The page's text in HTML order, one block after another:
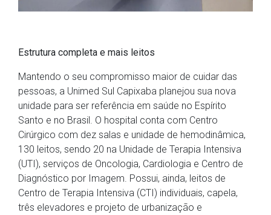
Estrutura completa e mais leitos
Mantendo o seu compromisso maior de cuidar das
pessoas, a Unimed Sul Capixaba planejou sua nova
unidade para ser referência em saúde no Espírito
Santo e no Brasil. O hospital conta com Centro
Cirúrgico com dez salas e unidade de hemodinâmica,
130 leitos, sendo 20 na Unidade de Terapia Intensiva
(UTI), serviços de Oncologia, Cardiologia e Centro de
Diagnóstico por Imagem. Possui, ainda, leitos de
Centro de Terapia Intensiva (CTI) individuais, capela,
três elevadores e projeto de urbanização e